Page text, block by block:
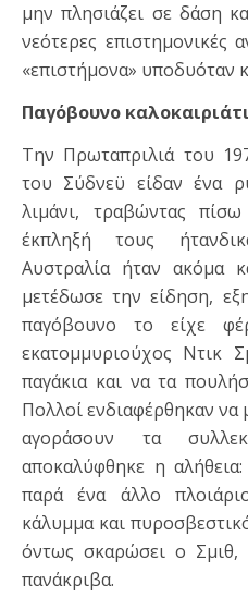
μην πλησιάζει σε δάση
νεότερες επιστημονικές
«επιστήμονα» υποδυόταν
Παγόβουνο
Την Πρωταπριλιά του
του Σύδνεϋ είδαν ένα
λιμάνι, τραβώντας
έκπληξή τους
Αυστραλία ήταν ακόμα
μετέδωσε την είδηση,
παγόβουνο το είχε
εκατομμυριούχος Ντικ
παγάκια και να τα
Πολλοί ενδιαφέρθηκαν
αγοράσουν τα
αποκαλύφθηκε η
παρά ένα άλλο
κάλυμμα και
όντως σκαρώσει ο Σμιθ,
πανάκριβα.